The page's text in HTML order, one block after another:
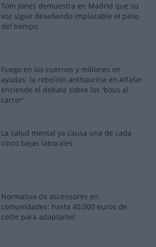
Tom Jones demuestra en Madrid que su
voz sigue desafiando implacable el paso
del tiempo
Fuego en los cuernos y millones en
ayudas: la rebelión antitaurina en Alfafar
enciende el debate sobre los 'bous al
carrer'
La salud mental ya causa una de cada
cinco bajas laborales
Normativa de ascensores en
comunidades: hasta 40.000 euros de
coste para adaptarlos